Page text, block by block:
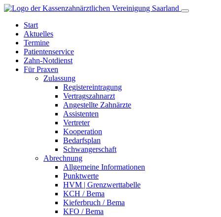
Start
Aktuelles
Termine
Patientenservice
Zahn-Notdienst
Für Praxen
Zulassung
Registereintragung
Vertragszahnarzt
Angestellte Zahnärzte
Assistenten
Vertreter
Kooperation
Bedarfsplan
Schwangerschaft
Abrechnung
Allgemeine Informationen
Punktwerte
HVM | Grenzwerttabelle
KCH / Bema
Kieferbruch / Bema
KFO / Bema